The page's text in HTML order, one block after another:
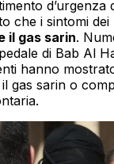
d’urgenza
che i sintomi
il gas sarin.
di Bab Al
hanno
gas sarin o